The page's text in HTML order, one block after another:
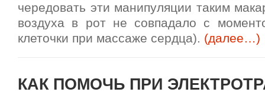
чередовать эти манипуляции таким
воздуха в рот не совпадало с
клеточки при массаже сердца). (далее…)
КАК ПОМОЧЬ ПРИ